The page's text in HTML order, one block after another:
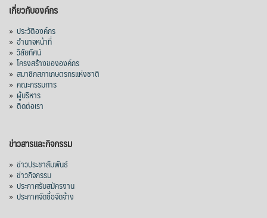
เกี่ยวกับองค์กร
» ประวัติองค์กร
» อำนาจหน้าที่
» วิสัยทัศน์
» โครงสร้างขององค์กร
» สมาชิกสภาเกษตรกรแห่งชาติ
» คณะกรรมการ
» ผู้บริหาร
» ติดต่อเรา
ข่าวสารและกิจกรรม
» ข่าวประชาสัมพันธ์
» ข่าวกิจกรรม
» ประกาศรับสมัครงาน
» ประกาศจัดซื้อจัดจ้าง